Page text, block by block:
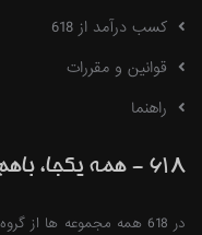
کسب درآمد از 618
قوانین و مقررات
راهنما
618 - همه یکجا، باهم
در 618 همه مجموعه ها از